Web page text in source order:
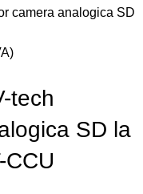
tech
SD la